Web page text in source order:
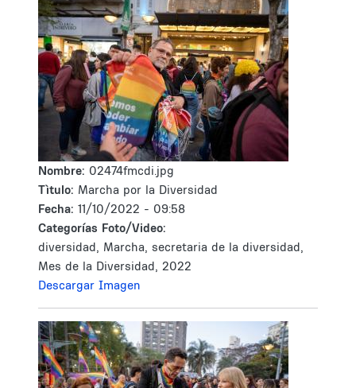
Nombre: 02474fmcdi.jpg
Tìtulo: Marcha por la Diversidad
Fecha: 11/10/2022 - 09:58
Categorías Foto/Video:
diversidad, Marcha, secretaria de la diversidad,
Mes de la Diversidad, 2022
Descargar Imagen